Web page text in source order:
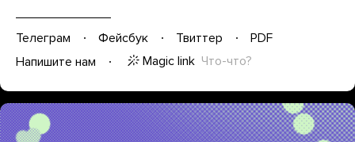
Телеграм Фейсбук Твиттер
PDF
Напишите нам
Magic link Что-что?